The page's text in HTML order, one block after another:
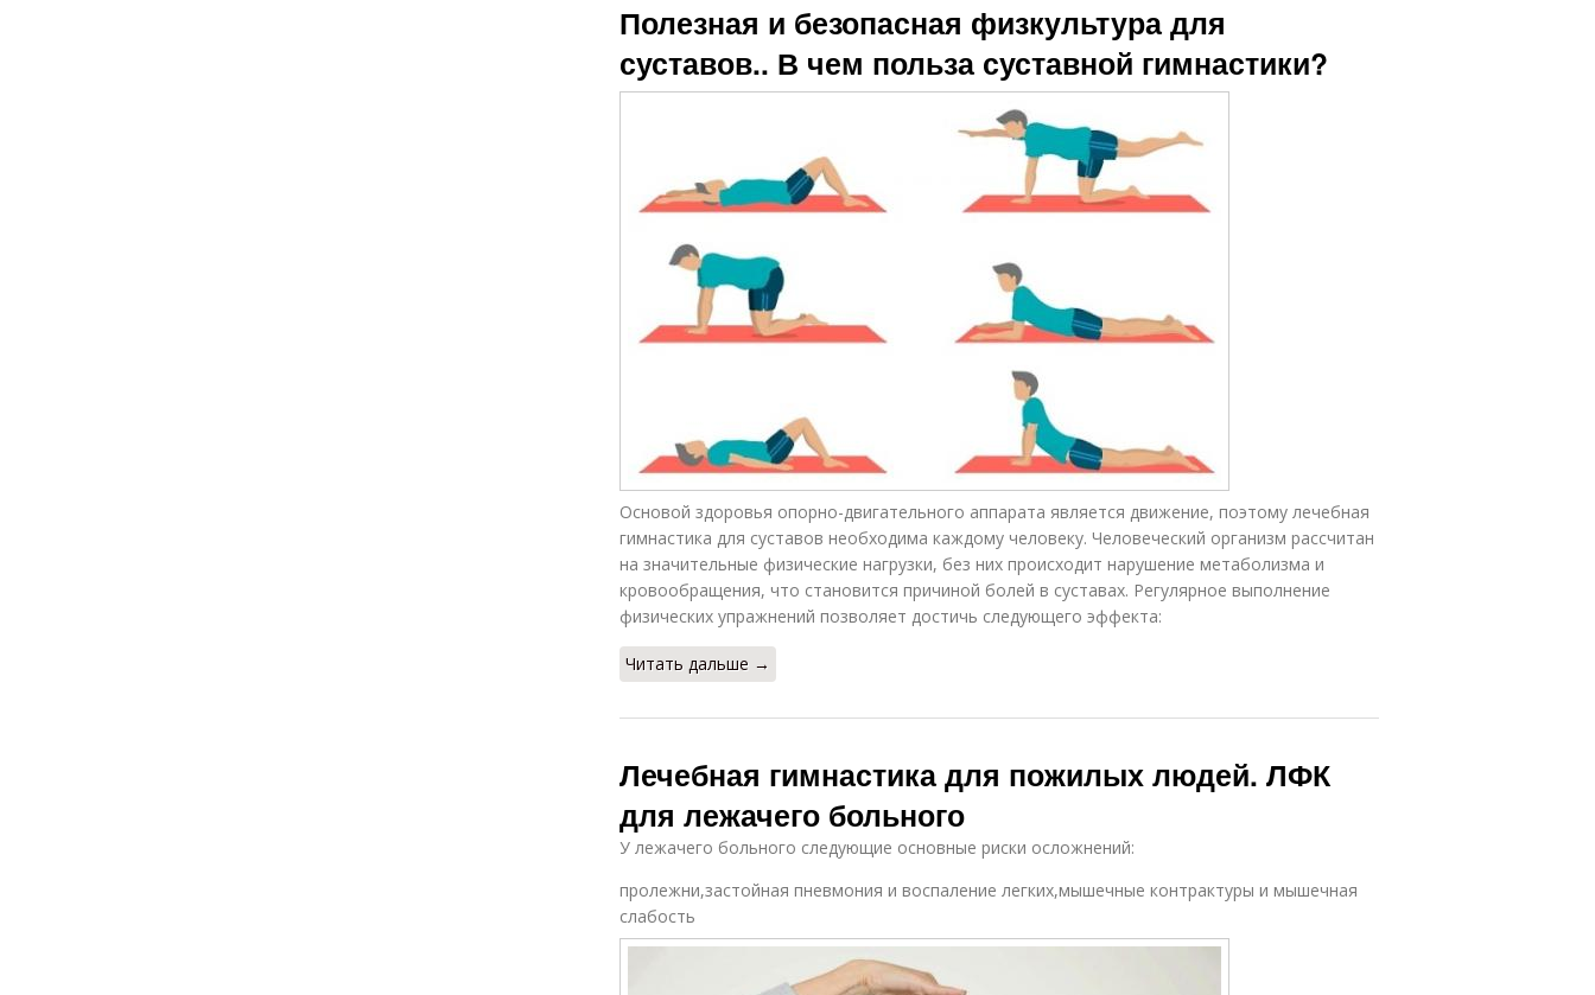
Полезная и безопасная физкультура для
суставов.. В чем польза суставной гимнастики?
Основой здоровья опорно-двигательного аппарата является движение, поэтому лечебная
гимнастика для суставов необходима каждому человеку. Человеческий организм рассчитан
на значительные физические нагрузки, без них происходит нарушение метаболизма и
кровообращения, что становится причиной болей в суставах. Регулярное выполнение
физических упражнений позволяет достичь следующего эффекта:
Читать дальше →
Лечебная гимнастика для пожилых людей. ЛФК
для лежачего больного
У лежачего больного следующие основные риски осложнений:
пролежни,застойная пневмония и воспаление легких,мышечные контрактуры и мышечная
слабость